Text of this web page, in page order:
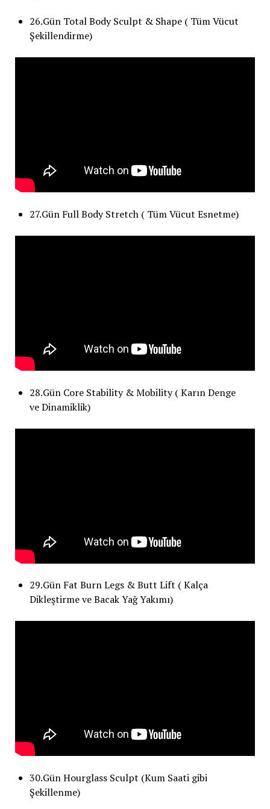
26.Gün Total Body Sculpt & Shape ( Tüm Vücut
Şekillendirme)
27.Gün Full Body Stretch ( Tüm Vücut Esnetme)
28.Gün Core Stability & Mobility ( Karın Denge
ve Dinamiklik)
29.Gün Fat Burn Legs & Butt Lift ( Kalça
Dikleştirme ve Bacak Yağ Yakımı)
30.Gün Hourglass Sculpt (Kum Saati gibi
Şekillenme)